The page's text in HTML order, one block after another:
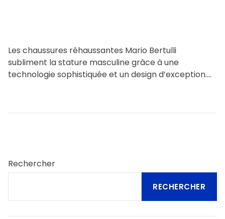
Les chaussures réhaussantes Mario Bertulli
subliment la stature masculine grâce à une
technologie sophistiquée et un design d’exception.
Rechercher
RECHERCHER